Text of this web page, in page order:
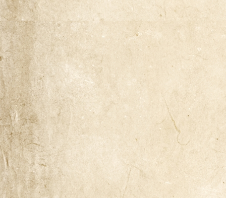
Odkup knjig
Pogoji poslovanja
Ponudba knjig
Pravilnik o zasebnosti
Trgovina
Zaključek nakupa